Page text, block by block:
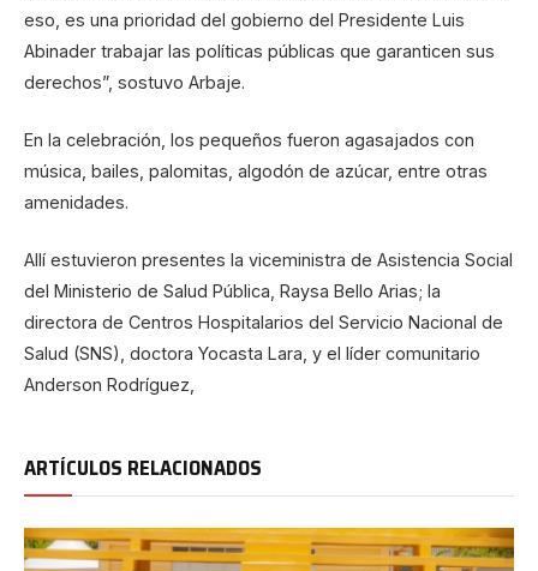
eso, es una prioridad del gobierno del Presidente Luis
Abinader trabajar las políticas públicas que garanticen sus
derechos”, sostuvo Arbaje.
En la celebración, los pequeños fueron agasajados con
música, bailes, palomitas, algodón de azúcar, entre otras
amenidades.
Allí estuvieron presentes la viceministra de Asistencia Social
del Ministerio de Salud Pública, Raysa Bello Arias; la
directora de Centros Hospitalarios del Servicio Nacional de
Salud (SNS), doctora Yocasta Lara, y el líder comunitario
Anderson Rodríguez,
ARTÍCULOS RELACIONADOS